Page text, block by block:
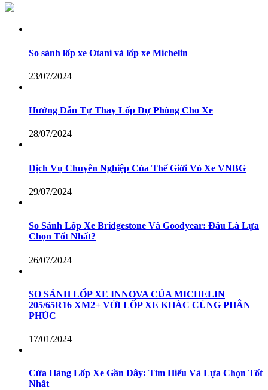
So sánh lốp xe Otani và lốp xe Michelin
23/07/2024
Hướng Dẫn Tự Thay Lốp Dự Phòng Cho Xe
28/07/2024
Dịch Vụ Chuyên Nghiệp Của Thế Giới Vỏ Xe VNBG
29/07/2024
So Sánh Lốp Xe Bridgestone Và Goodyear: Đâu Là Lựa
Chọn Tốt Nhất?
26/07/2024
SO SÁNH LỐP XE INNOVA CỦA MICHELIN
205/65R16 XM2+ VỚI LỐP XE KHÁC CÙNG PHÂN
PHÚC
17/01/2024
Cửa Hàng Lốp Xe Gần Đây: Tìm Hiểu Và Lựa Chọn Tốt
Nhất